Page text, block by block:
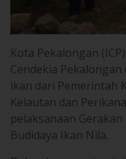
Kota Pekalongan
ikan dari Pemerintah
Kelautan dan
pelaksanaan
Budidaya Ikan Nila.
Dalam kesempatan